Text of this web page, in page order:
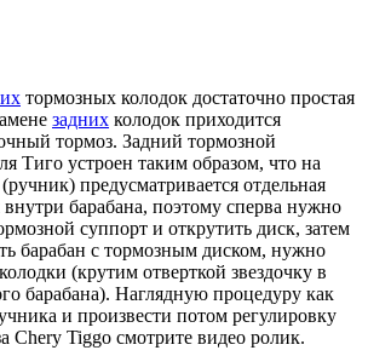
тормозных колодок достаточно простая
задних колодок приходится
тормоз. Задний тормозной
Тиго устроен таким образом, что на
предусматривается отдельная
внутри барабана, поэтому сперва нужно
суппорт и открутить диск, затем
барабан с тормозным диском, нужно
(крутим отверткой звездочку в
барабана). Наглядную процедуру как
и произвести потом регулировку
Chery Tiggo смотрите видео ролик.